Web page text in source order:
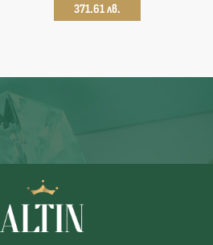
371.61 лв.